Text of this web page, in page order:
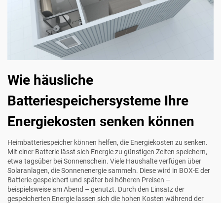
Wie häusliche
Batteriespeichersysteme Ihre
Energiekosten senken können
Heimbatteriespeicher können helfen, die Energiekosten zu senken.
Mit einer Batterie lässt sich Energie zu günstigen Zeiten speichern,
etwa tagsüber bei Sonnenschein. Viele Haushalte verfügen über
Solaranlagen, die Sonnenenergie sammeln. Diese wird in BOX-Eder
Batterie gespeichert und später bei höheren Preisen –
beispielsweise am Abend – genutzt. Durch den Einsatz der
gespeicherten Energie lassen sich die hohen Kosten während der